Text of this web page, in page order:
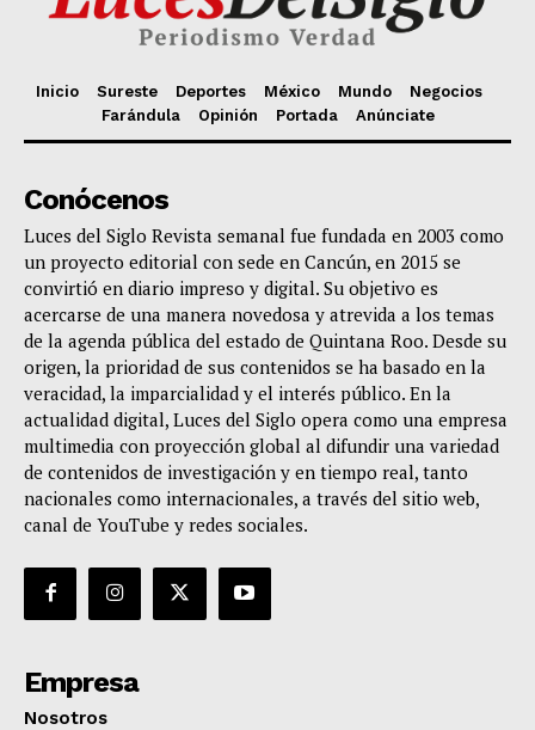
Inicio Sureste Deportes México Mundo
Negocios
Farándula
Opinión Portada Anúnciate
Conócenos
Luces del Siglo Revista semanal fue fundada en 2003 como
un proyecto editorial con sede en Cancún, en 2015 se
convirtió en diario impreso y digital. Su objetivo es
acercarse de una manera novedosa y atrevida a los temas
de la agenda pública del estado de Quintana Roo. Desde su
origen, la prioridad de sus contenidos se ha basado en la
veracidad, la imparcialidad y el interés público. En la
actualidad digital, Luces del Siglo opera como una empresa
multimedia con proyección global al difundir una variedad
de contenidos de investigación y en tiempo real, tanto
nacionales como internacionales, a través del sitio web,
canal de YouTube y redes sociales.
Empresa
Nosotros